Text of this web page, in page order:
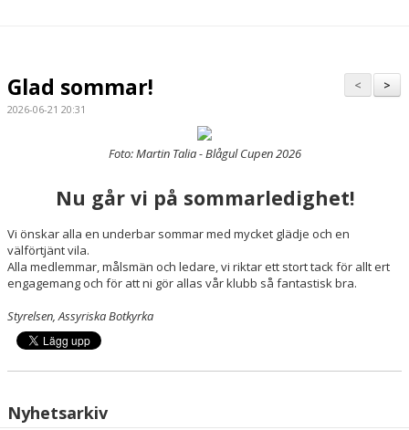
MATCHER
>
<
Glad sommar!
2026-06-21 20:31
Foto: Martin Talia - Blågul Cupen 2026
Nu går vi på sommarledighet!
Vi önskar alla en underbar sommar med mycket glädje och en
välförtjänt vila.
Alla medlemmar, målsmän och ledare, vi riktar ett stort tack för allt ert
engagemang och för att ni gör allas vår klubb så fantastisk bra.
Styrelsen, Assyriska Botkyrka
Nyhetsarkiv